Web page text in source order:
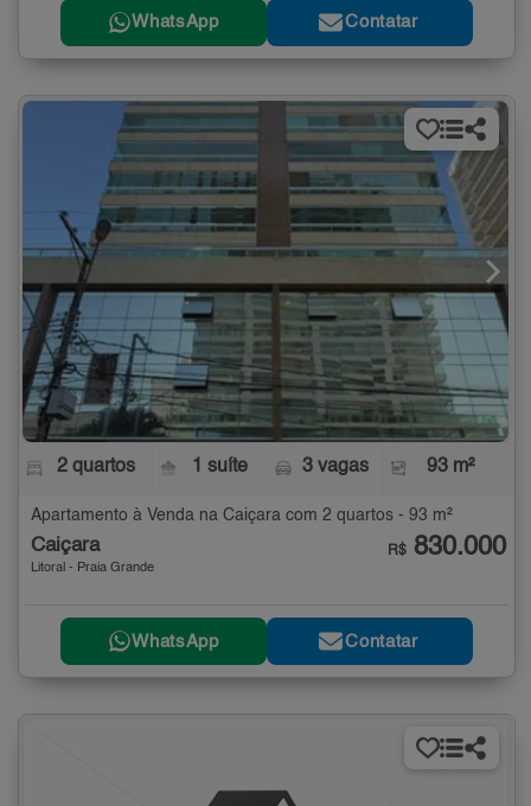
WhatsApp Contatar
2 quartos 1 suíte 3 vagas 93 m²
Apartamento à Venda na Caiçara com 2 quartos - 93 m²
Caiçara
Litoral - Praia Grande
R$ 830.000
WhatsApp Contatar